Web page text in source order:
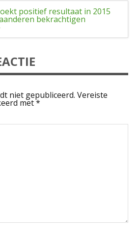
positief resultaat in 2015
bekrachtigen
niet gepubliceerd. Vereiste
met*